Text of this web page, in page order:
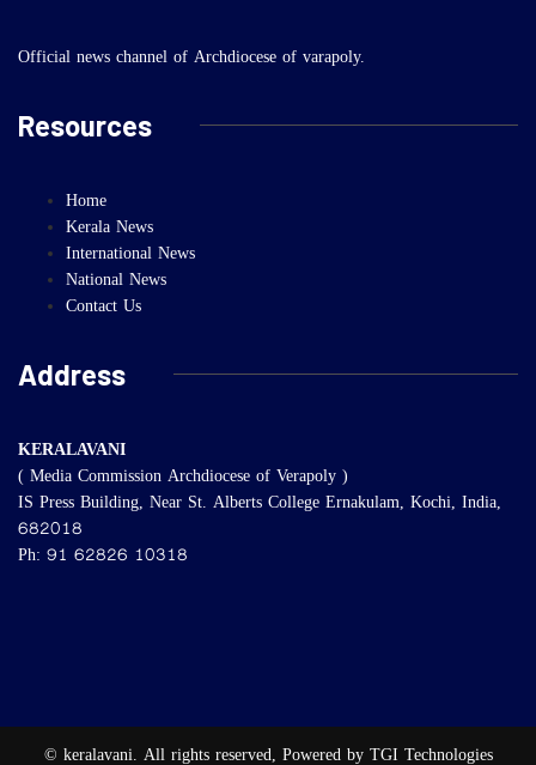
Official news channel of Archdiocese of varapoly.
Resources
Home
Kerala News
International News
National News
Contact Us
Address
KERALAVANI
( Media Commission Archdiocese of Verapoly )
IS Press Building, Near St. Alberts College Ernakulam, Kochi, India,
682018
Ph: 91 62826 10318
© keralavani. All rights reserved, Powered by TGI Technologies